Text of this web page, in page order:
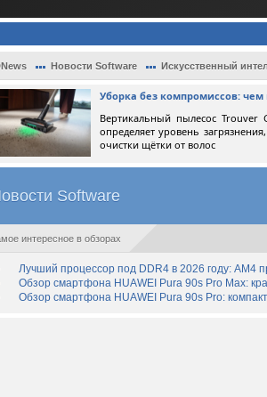
Новости Software Искусственный
Уборка без компромиссов: чем
Вертикальный пылесос
определяет уровень
очистки щётки от волос
Software
интересное в обзорах
Лучший процессор под DDR4 в 2026 году: AM4
Обзор смартфона HUAWEI Pura 90s Pro Max:
Обзор смартфона HUAWEI Pura 90s Pro: